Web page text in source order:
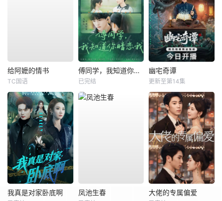
给阿嬷的情书
TC国语
傅同学，我知道你暗恋我
已完结
幽宅奇谭
更新至第14集
我真是对家卧底啊 凤池生春 大佬的专属偏爱